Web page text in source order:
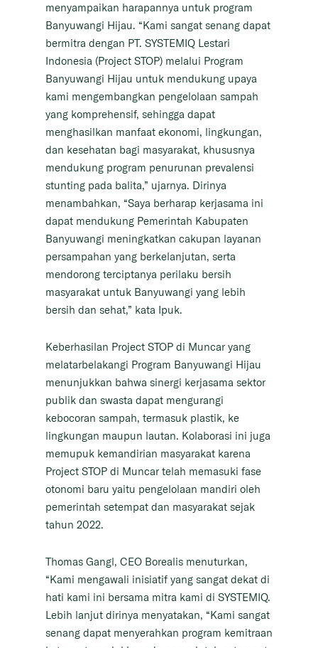
menyampaikan harapannya untuk program
Banyuwangi Hijau. “Kami sangat senang dapat
bermitra dengan PT. SYSTEMIQ Lestari
Indonesia (Project STOP) melalui Program
Banyuwangi Hijau untuk mendukung upaya
kami mengembangkan pengelolaan sampah
yang komprehensif, sehingga dapat
menghasilkan manfaat ekonomi, lingkungan,
dan kesehatan bagi masyarakat, khususnya
mendukung program penurunan prevalensi
stunting pada balita,” ujarnya. Dirinya
menambahkan, “Saya berharap kerjasama ini
dapat mendukung Pemerintah Kabupaten
Banyuwangi meningkatkan cakupan layanan
persampahan yang berkelanjutan, serta
mendorong terciptanya perilaku bersih
masyarakat untuk Banyuwangi yang lebih
bersih dan sehat,” kata Ipuk.
Keberhasilan Project STOP di Muncar yang
melatarbelakangi Program Banyuwangi Hijau
menunjukkan bahwa sinergi kerjasama sektor
publik dan swasta dapat mengurangi
kebocoran sampah, termasuk plastik, ke
lingkungan maupun lautan. Kolaborasi ini juga
memupuk kemandirian masyarakat karena
Project STOP di Muncar telah memasuki fase
otonomi baru yaitu pengelolaan mandiri oleh
pemerintah setempat dan masyarakat sejak
tahun 2022.
Thomas Gangl, CEO Borealis menuturkan,
“Kami mengawali inisiatif yang sangat dekat di
hati kami ini bersama mitra kami di SYSTEMIQ.
Lebih lanjut dirinya menyatakan, “Kami sangat
senang dapat menyerahkan program kemitraan